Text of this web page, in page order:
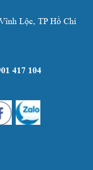
Lộc, TP Hồ Chí
417 104